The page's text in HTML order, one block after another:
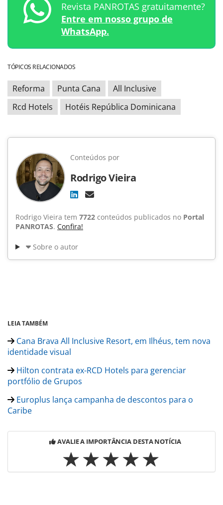
Revista PANROTAS gratuitamente?
Entre em nosso grupo de
WhatsApp.
TÓPICOS RELACIONADOS
Reforma Punta Cana
All Inclusive
Rcd Hotels
Hotéis República Dominicana
Conteúdos por
Rodrigo Vieira
Rodrigo Vieira tem 7722 conteúdos publicados no Portal
PANROTAS. Confira!
Sobre o autor
LEIA TAMBÉM
Cana Brava All Inclusive Resort, em Ilhéus, tem nova
identidade visual
Hilton contrata ex-RCD Hotels para gerenciar
portfólio de Grupos
Europlus lança campanha de descontos para o
Caribe
AVALIE A IMPORTÂNCIA DESTA NOTÍCIA